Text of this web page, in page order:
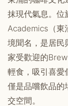
抹現代氣息。
Academics（東
境聞名，是居民
家受歡迎的
輕食，吸引喜愛
僅是品嚐飲品的
交空間。